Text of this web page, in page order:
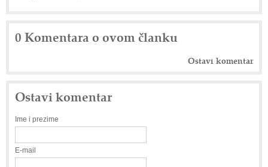
0 Komentara o ovom članku
Ostavi komentar
Ostavi komentar
Ime i prezime
E-mail